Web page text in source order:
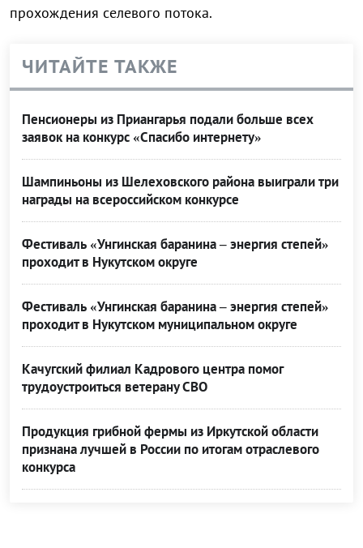
прохождения селевого потока.
ЧИТАЙТЕ ТАКЖЕ
Пенсионеры из Приангарья подали больше всех
заявок на конкурс «Спасибо интернету»
Шампиньоны из Шелеховского района выиграли три
награды на всероссийском конкурсе
Фестиваль «Унгинская баранина – энергия степей»
проходит в Нукутском округе
Фестиваль «Унгинская баранина – энергия степей»
проходит в Нукутском муниципальном округе
Качугский филиал Кадрового центра помог
трудоустроиться ветерану СВО
Продукция грибной фермы из Иркутской области
признана лучшей в России по итогам отраслевого
конкурса